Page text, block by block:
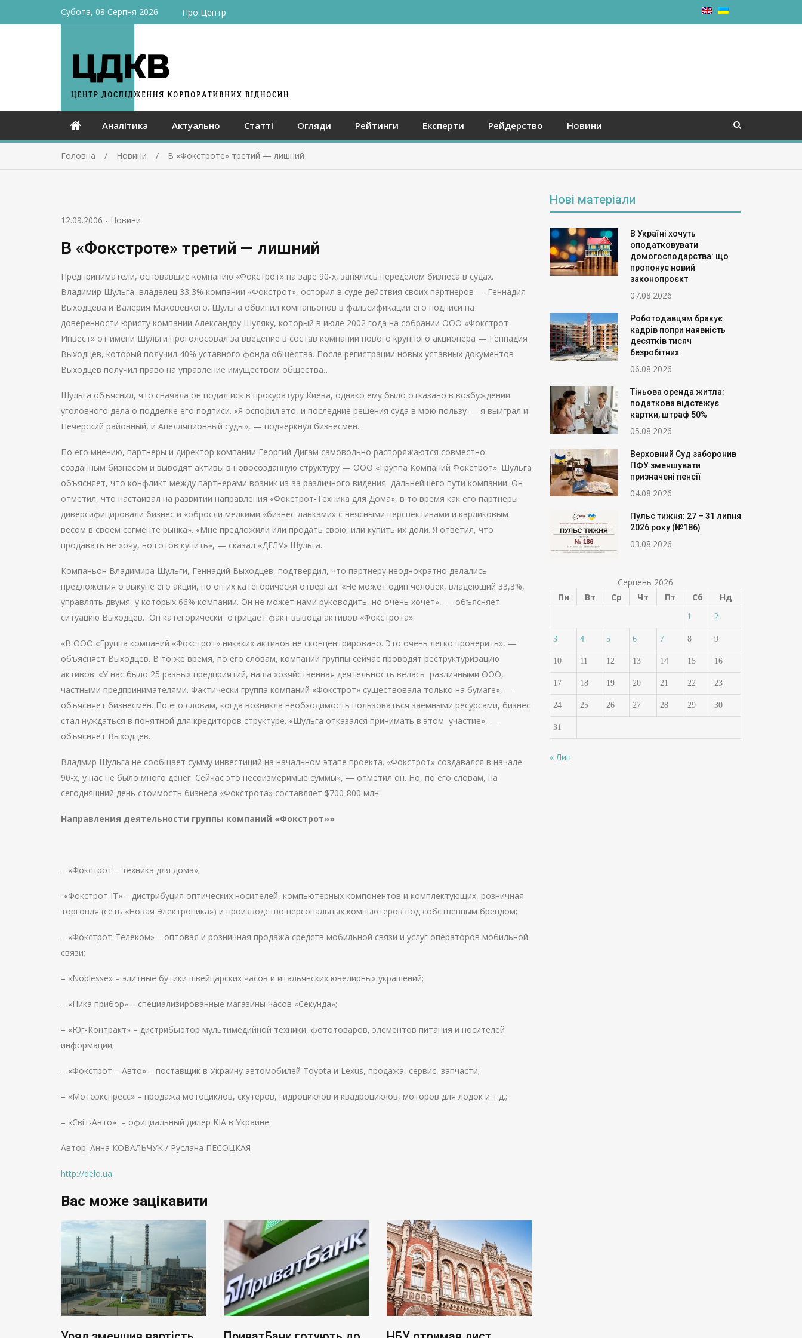
Субота, 08 Серпня 2026 Про Центр
Аналітика Актуально Статті Огляди Рейтинги Експерти Рейдерство Новини
Головна Новини В «Фокстроте» третий — лишний
12.09.2006 - Новини
В «Фокстроте» третий — лишний
Предприниматели, основавшие компанию «Фокстрот» на заре 90-х, занялись переделом бизнеса в судах.
Владимир Шульга, владелец 33,3% компании «Фокстрот», оспорил в суде действия своих партнеров — Геннадия
Выходцева и Валерия Маковецкого. Шульга обвинил компаньонов в фальсификации его подписи на
доверенности юристу компании Александру Шуляку, который в июле 2002 года на собрании ООО «Фокстрот-
Инвест» от имени Шульги проголосовал за введение в состав компании нового крупного акционера — Геннадия
Выходцев, который получил 40% уставного фонда общества. После регистрации новых уставных документов
Выходцев получил право на управление имуществом общества…
Шульга объяснил, что сначала он подал иск в прокуратуру Киева, однако ему было отказано в возбуждении
уголовного дела о подделке его подписи. «Я оспорил это, и последние решения суда в мою пользу — я выиграл и
Печерский районный, и Апелляционный суды», — подчеркнул бизнесмен.
По его мнению, партнеры и директор компании Георгий Дигам самовольно распоряжаются совместно
созданным бизнесом и выводят активы в новосозданную структуру — ООО «Группа Компаний Фокстрот». Шульга
объясняет, что конфликт между партнерами возник из-за различного видения дальнейшего пути компании. Он
отметил, что настаивал на развитии направления «Фокстрот-Техника для Дома», в то время как его партнеры
диверсифицировали бизнес и «обросли мелкими «бизнес-лавками» с неясными перспективами и карликовым
весом в своем сегменте рынка». «Мне предложили или продать свою, или купить их доли. Я ответил, что
продавать не хочу, но готов купить», — сказал «ДЕЛУ» Шульга.
Компаньон Владимира Шульги, Геннадий Выходцев, подтвердил, что партнеру неоднократно делались
предложения о выкупе его акций, но он их категорически отвергал. «Не может один человек, владеющий 33,3%,
управлять двумя, у которых 66% компании. Он не может нами руководить, но очень хочет», — объясняет
ситуацию Выходцев. Он категорически отрицает факт вывода активов «Фокстрота».
«В ООО «Группа компаний «Фокстрот» никаких активов не сконцентрировано. Это очень легко проверить», —
объясняет Выходцев. В то же время, по его словам, компании группы сейчас проводят реструктуризацию
активов. «У нас было 25 разных предприятий, наша хозяйственная деятельность велась различными ООО,
частными предпринимателями. Фактически группа компаний «Фокстрот» существовала только на бумаге», —
объясняет бизнесмен. По его словам, когда возникла необходимость пользоваться заемными ресурсами, бизнес
стал нуждаться в понятной для кредиторов структуре. «Шульга отказался принимать в этом участие», —
объясняет Выходцев.
Владмир Шульга не сообщает сумму инвестиций на начальном этапе проекта. «Фокстрот» создавался в начале
90-х, у нас не было много денег. Сейчас это несоизмеримые суммы», — отметил он. Но, по его словам, на
сегодняшний день стоимость бизнеса «Фокстрота» составляет $700-800 млн.
Направления деятельности группы компаний «Фокстрот»»
– «Фокстрот – техника для дома»;
-«Фокстрот IT» – дистрибуция оптических носителей, компьютерных компонентов и комплектующих, розничная
торговля (сеть «Новая Электроника») и производство персональных компьютеров под собственным брендом;
– «Фокстрот-Телеком» – оптовая и розничная продажа средств мобильной связи и услуг операторов мобильной
связи;
– «Noblesse» – элитные бутики швейцарских часов и итальянских ювелирных украшений;
– «Ника прибор» – специализированные магазины часов «Секунда»;
– «Юг-Контракт» – дистрибьютор мультимедийной техники, фототоваров, элементов питания и носителей
информации;
– «Фокстрот – Авто» – поставщик в Украину автомобилей Toyota и Lexus, продажа, сервис, запчасти;
– «Мотоэкспресс» – продажа мотоциклов, скутеров, гидроциклов и квадроциклов, моторов для лодок и т.д.;
– «Світ-Авто» – официальный дилер KIA в Украине.
Автор: Анна КОВАЛЬЧУК / Руслана ПЕСОЦКАЯ
http://delo.ua
Вас може зацікавити
Нові матеріали
В Україні хочуть
оподатковувати
домогосподарства: що
пропонує новий
законопроєкт
07.08.2026
Роботодавцям бракує
кадрів попри наявність
десятків тисяч
безробітних
06.08.2026
Тіньова оренда житла:
податкова відстежує
картки, штраф 50%
05.08.2026
Верховний Суд заборонив
ПФУ зменшувати
призначені пенсії
04.08.2026
Пульс тижня: 27 – 31 липня
2026 року (№186)
03.08.2026
Серпень 2026
Пн
Вт Ср Чт Пт Сб Нд
1 2
3 4 5 6 7 8 9
10 11 12 13 14 15 16
17 18 19 20 21 22 23
24 25 26 27 28 29 30
31
« Лип